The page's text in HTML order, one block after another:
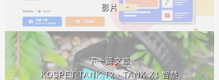
影片
下一篇文章
KOSPET TANK T2、TANK X1 智慧